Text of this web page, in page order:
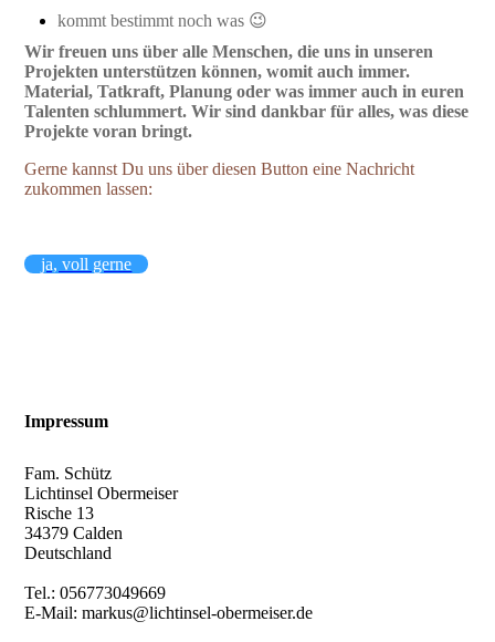
kommt bestimmt noch was 😉
Wir freuen uns über alle Menschen, die uns in unseren
Projekten unterstützen können, womit auch immer.
Material, Tatkraft, Planung oder was immer auch in euren
Talenten schlummert. Wir sind dankbar für alles, was diese
Projekte voran bringt.
Gerne kannst Du uns über diesen Button eine Nachricht
zukommen lassen:
ja, voll gerne
Impressum
Fam. Schütz
Lichtinsel Obermeiser
Rische 13
34379 Calden
Deutschland
Tel.: 056773049669
E-Mail: markus@lichtinsel-obermeiser.de